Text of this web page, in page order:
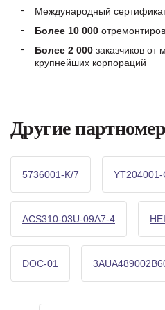
Международный
Более 10 000
Более 2 000 заказчиков от
крупнейших корпораций
Другие
5736001-K/7 YT204001-
ACS310-03U-09A7-4
DOC-01